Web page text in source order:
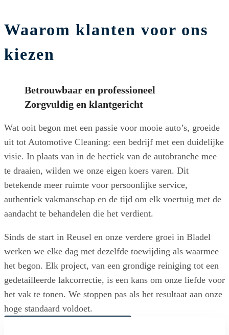
Waarom klanten voor ons
kiezen
Betrouwbaar en professioneel
Zorgvuldig en klantgericht
Wat ooit begon met een passie voor mooie auto’s, groeide
uit tot Automotive Cleaning: een bedrijf met een duidelijke
visie. In plaats van in de hectiek van de autobranche mee
te draaien, wilden we onze eigen koers varen. Dit
betekende meer ruimte voor persoonlijke service,
authentiek vakmanschap en de tijd om elk voertuig met de
aandacht te behandelen die het verdient.
Sinds de start in Reusel en onze verdere groei in Bladel
werken we elke dag met dezelfde toewijding als waarmee
het begon. Elk project, van een grondige reiniging tot een
gedetailleerde lakcorrectie, is een kans om onze liefde voor
het vak te tonen. We stoppen pas als het resultaat aan onze
hoge standaard voldoet.